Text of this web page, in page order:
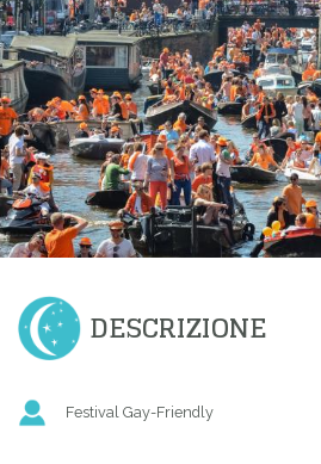
DESCRIZIONE
Festival Gay-Friendly